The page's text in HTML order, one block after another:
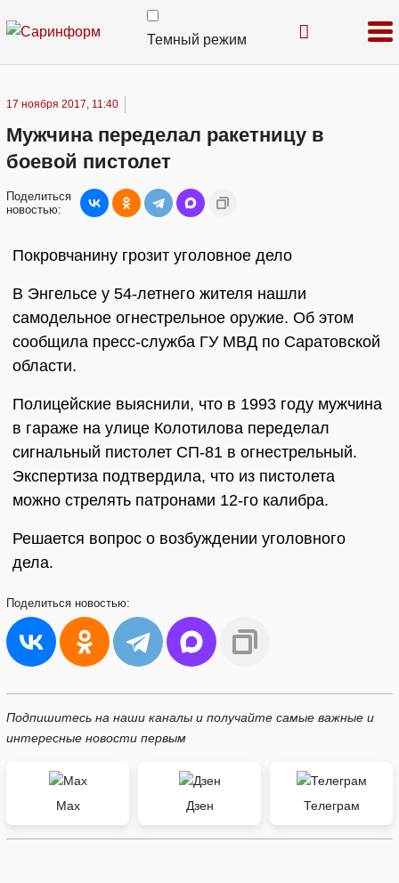
Темный режим
17 ноября 2017, 11:40
Мужчина переделал ракетницу в
боевой пистолет
Поделиться
новостью:
Покровчанину грозит уголовное дело
В Энгельсе у 54-летнего жителя нашли
самодельное огнестрельное оружие. Об этом
сообщила пресс-служба ГУ МВД по Саратовской
области.
Полицейские выяснили, что в 1993 году мужчина
в гараже на улице Колотилова переделал
сигнальный пистолет СП-81 в огнестрельный.
Экспертиза подтвердила, что из пистолета
можно стрелять патронами 12-го калибра.
Решается вопрос о возбуждении уголовного
дела.
Поделиться новостью:
Подпишитесь на наши каналы и получайте самые важные и
интересные новости первым
Max Дзен Телеграм